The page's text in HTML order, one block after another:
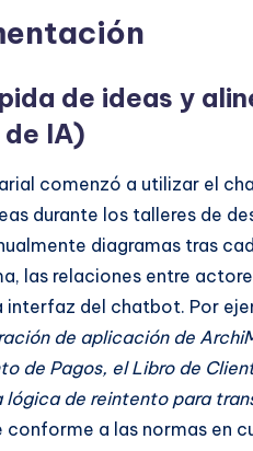
de ideas y
IA)
comenzó a utilizar el
durante los talleres de
diagramas tras
las relaciones entre
del chatbot. Por
de aplicación de
de Pagos, el Libro de
lógica de reintento para
a las normas en